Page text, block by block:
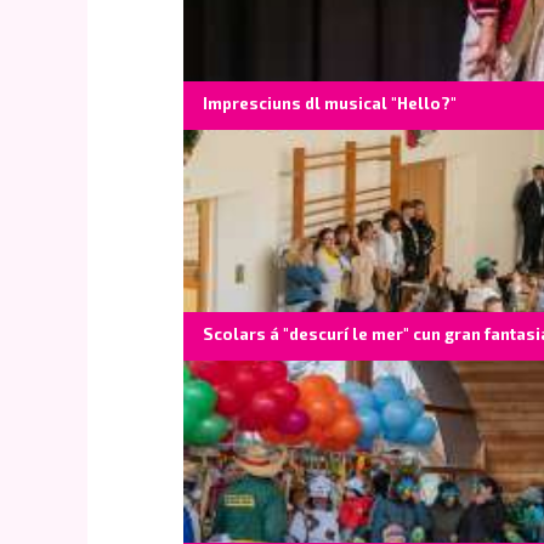
Impresciuns dl musical "Hello?"
Scolars á "descurí le mer" cun gran